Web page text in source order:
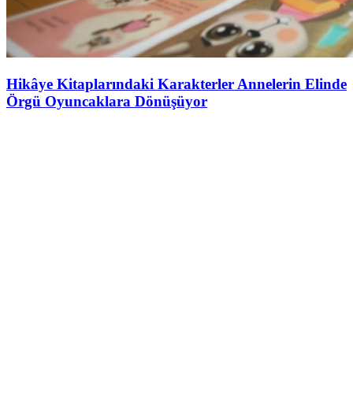
Hikâye Kitaplarındaki Karakterler Annelerin Elinde
Örgü Oyuncaklara Dönüşüyor